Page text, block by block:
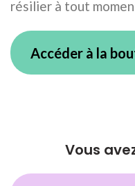
résilier à tout
Accéder à la
Vous